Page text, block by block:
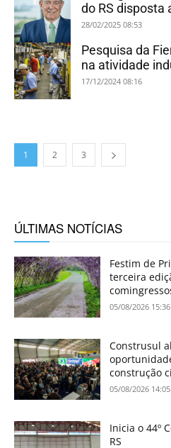
do RS disposta
28/02/2025 08:53
Pesquisa da
na atividade
17/12/2024 08:16
1 2 3
ÚLTIMAS NOTÍCIAS
Festim de
terceira
05/08/2026 15:36
Construsul
construção
05/08/2026 14:05
Inicia o 44º
RS